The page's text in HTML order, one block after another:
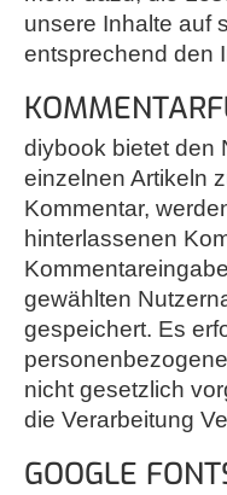
unsere Inhalte auf
entsprechend den
diybook bietet den
einzelnen Artikeln
Kommentar,
hinterlassenen
gewählten
gespeichert. Es
nicht gesetzlich
die Verarbeitung
GOOGLE